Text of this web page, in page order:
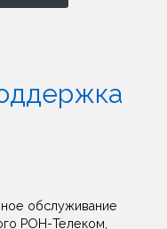
обслуживание
РОН-Телеком,